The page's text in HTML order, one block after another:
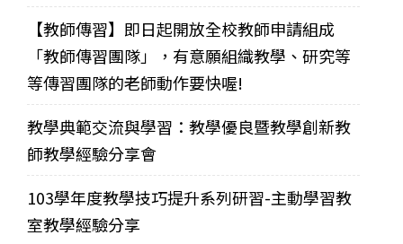
【教師傳習】即日起開放全校教師申請組成
「教師傳習團隊」，有意願組織教學、研究等
等傳習團隊的老師動作要快喔!
教學典範交流與學習：教學優良暨教學創新教
師教學經驗分享會
103學年度教學技巧提升系列研習-主動學習教
室教學經驗分享